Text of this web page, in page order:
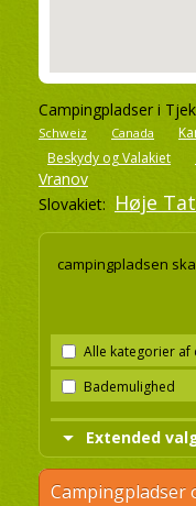
Campingpladser i
Schweiz Canada
Beskydy og Valakiet
Vranov
Slovakiet: Høje
campingpladsen
Alle kategorier
Bademulighed
Extended